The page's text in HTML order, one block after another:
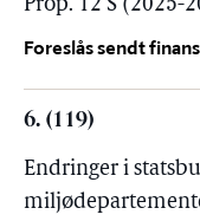
Prop. 12 S (2025-
Foreslås sendt
6. (119)
Endringer i